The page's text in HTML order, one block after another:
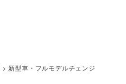
> 新型車・フルモデルチェンジ